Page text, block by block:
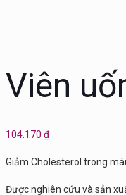
Viên
104.170 ₫
Giảm Cholesterol trong
Được nghiên cứu và sản